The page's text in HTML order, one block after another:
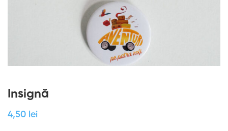
Insignă
4,50 lei